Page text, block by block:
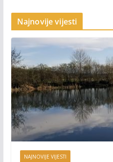
Najnovije vijesti
NAJNOVIJE VIJESTI